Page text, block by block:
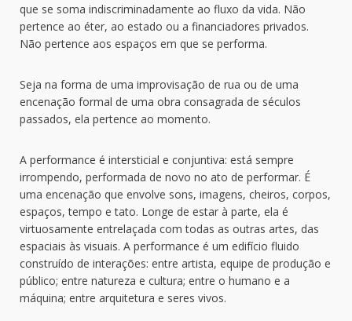
que se soma indiscriminadamente ao fluxo da vida. Não
pertence ao éter, ao estado ou a financiadores privados.
Não pertence aos espaços em que se performa.
Seja na forma de uma improvisação de rua ou de uma
encenação formal de uma obra consagrada de séculos
passados, ela pertence ao momento.
A performance é intersticial e conjuntiva: está sempre
irrompendo, performada de novo no ato de performar. É
uma encenação que envolve sons, imagens, cheiros, corpos,
espaços, tempo e tato. Longe de estar à parte, ela é
virtuosamente entrelaçada com todas as outras artes, das
espaciais às visuais. A performance é um edifício fluido
construído de interações: entre artista, equipe de produção e
público; entre natureza e cultura; entre o humano e a
máquina; entre arquitetura e seres vivos.